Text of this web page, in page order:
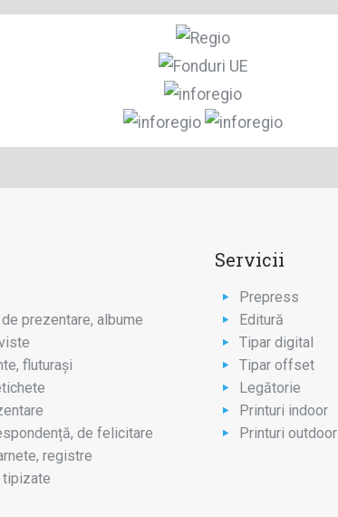
prezentare, albume
fluturaşi
de felicitare
registre
Servicii
Prepress
Editură
Tipar digital
Tipar offset
Legătorie
Printuri indoor
Printuri outdoor